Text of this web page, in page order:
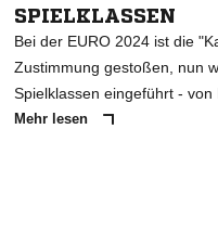
SPIELKLASSEN
Bei der EURO 2024 ist die
Zustimmung gestoßen, nun
Spielklassen eingeführt - von
Mehr lesen